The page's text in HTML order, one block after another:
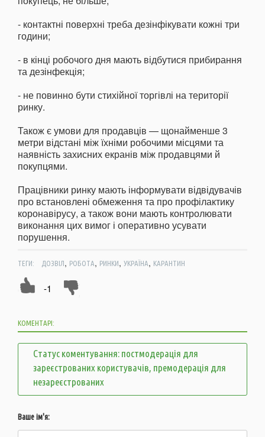
- контактні поверхні треба дезінфікувати кожні три
години;
- в кінці робочого дня мають відбутися прибирання
та дезінфекція;
- не повинно бути стихійної торгівлі на території
ринку.
Також є умови для продавців — щонайменше 3
метри відстані між їхніми робочими місцями та
наявність захисних екранів між продавцями й
покупцями.
Працівники ринку мають інформувати відвідувачів
про встановлені обмеження та про профілактику
коронавірусу, а також вони мають контролювати
виконання цих вимог і оперативно усувати
порушення.
ТЕГИ: ДОЗВІЛ, РОБОТА, РИНКИ, УКРАЇНА, КАРАНТИН
-1
КОМЕНТАРІ:
Статус коментування: постмодерація для
зареєстрованих користувачів, премодерація для
незареєстрованих
Ваше ім'я: